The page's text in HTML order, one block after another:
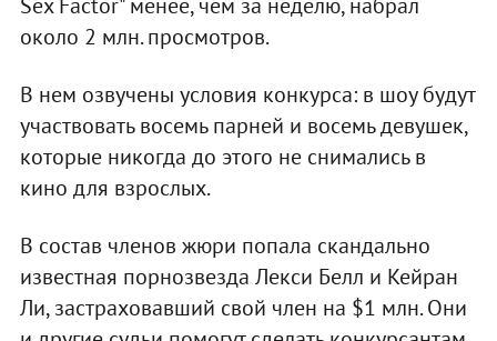
Sex Factor" менее, чем за неделю, набрал
около 2 млн. просмотров.
В нем озвучены условия конкурса: в шоу будут
участвовать восемь парней и восемь девушек,
которые никогда до этого не снимались в
кино для взрослых.
В состав членов жюри попала скандально
известная порнозвезда Лекси Белл и Кейран
Ли, застраховавший свой член на $1 млн. Они